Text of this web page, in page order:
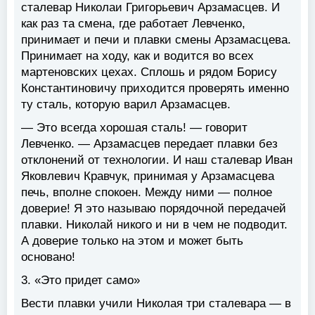
сталевар Николаи Григорьевич Арзамасцев. И
как раз та смена, где работает Левченко,
принимает и печи и плавки смены Арзамасцева.
Принимает на ходу, как и водится во всех
мартеновских цехах. Сплошь и рядом Борису
Константиновичу приходится проверять именно
ту сталь, которую варил Арзамасцев.
— Это всегда хорошая сталь! — говорит
Левченко. — Арзамасцев передает плавки без
отклонений от технологии. И наш сталевар Иван
Яковлевич Кравчук, принимая у Арзамасцева
печь, вполне спокоен. Между ними — полное
доверие! Я это называю порядочной передачей
плавки. Николай никого и ни в чем не подводит.
А доверие только на этом и может быть
основано!
3. «Это придет само»
Вести плавки учили Николая три сталевара — в